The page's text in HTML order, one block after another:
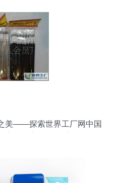
美——探索世界工厂网中国